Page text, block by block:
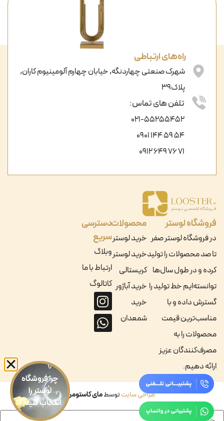
فروشگاه لوستر
در فروشگاه لوستر صفر
تا صد محصولات را تولید
کرده و در طول سال‌ها
توانسته‌ایم خط تولید را
گسترش داده و با
مناسب‌ترین قیمت
محصولات را به
مصرف‌کنندگان عزیز
ارائه دهیم.
محصولات
خرید لوستر
خرید لوستر
کریستالی
خرید آباژور
خرید
شمعدان
دسترسی
سریع
وبلاگ
ارتباط با ما
کاتالوگ
راه‌های ارتباطی
شهرک صنعتی چهاردنگه, خیابان چهارم آلومینیوم کاران,
پلاک39
تلفن های تماس:
021-55255452
54 59 144 0901
71 76 649 0912
طراحی سایتتوسطمای کاستومر
چرا فروشگاه
لوستر را
انتخاب کنیم؟